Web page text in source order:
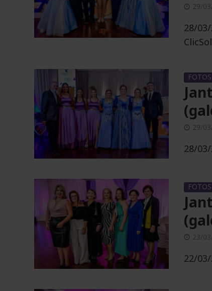
29/
28/
FOTOS
29/
28/
FOTOS
23/
22/
Aprosol
para
Exposol